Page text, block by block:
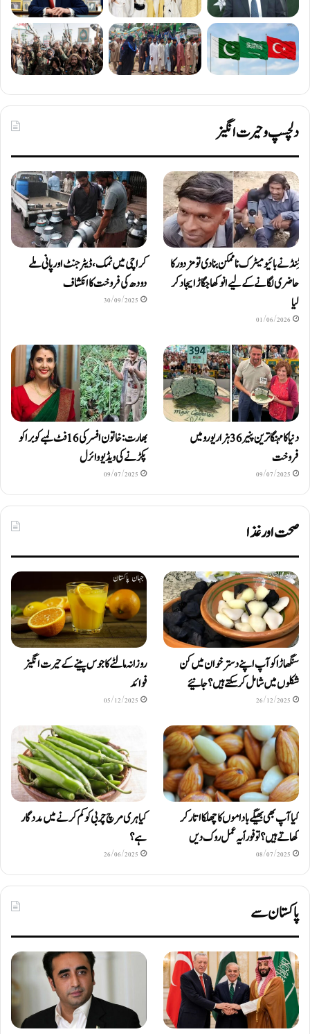
دلچسپ و حیرت انگیز
ٹِنڈ نے بائیومیٹرک ناممکن بنا دی تو مزدور کا
حاضری لگانے کے لیے انوکھا جگاڑ ایجاد کر
لیا
01/06/2026
کراچی میں نمک، ڈیٹرجنٹ اور پانی ملے
دودھ کی فروخت کا انکشاف
30/09/2025
دنیا کا مہنگا ترین پنیر 36 ہزار یورو میں
فروخت
09/07/2025
بھارت: خاتون افسر کی 16 فٹ لمبے کوبرا کو
پکڑنے کی ویڈیو وائرل
09/07/2025
صحت اور غذا
سنگھاڑا کو آپ اپنے دستر خوان میں کن
شکلوں میں شامل کرسکتے ہیں ؟ جانیئے
26/12/2025
روزانہ مالٹے کا جوس پینے کے حیرت انگیز
فوائد
05/12/2025
کیا آپ بھی بھیگے باداموں کا چھلکا اتار کر
کھاتے ہیں؟ تو فوراً یہ عمل روک دیں
08/07/2025
کیا ہری مرچ چربی کو کم کرنے میں مددگار
ہے؟
26/06/2025
پاکستان سے